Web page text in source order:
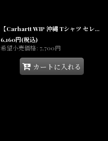
【Carhartt WIP 沖縄 Tシャツ セレクトショップ 通販】University S/S Arch Logo Tee White 半袖 ロゴ カレッジ Tシャツ
6,160円(税込)
希望小売価格: 7,700円
カートに入れる